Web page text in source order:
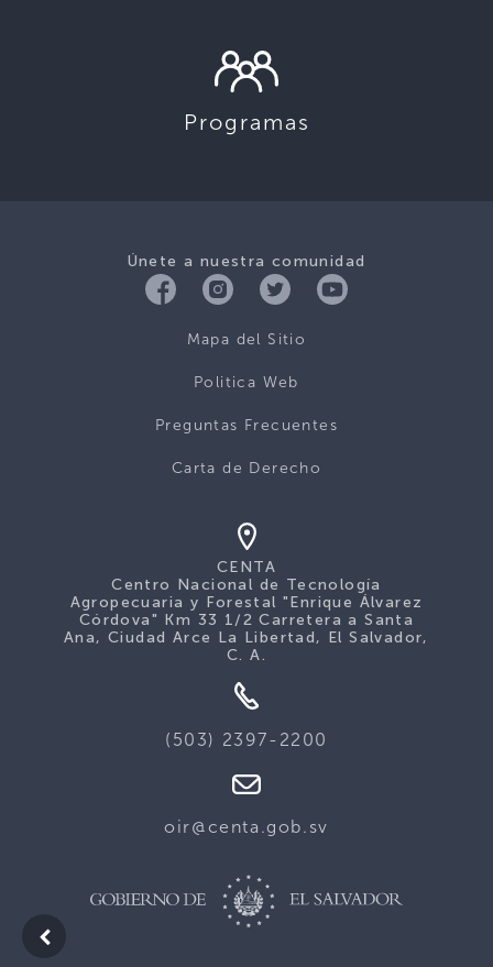
Programas
Únete a nuestra comunidad
Mapa del Sitio
Politica Web
Preguntas Frecuentes
Carta de Derecho
CENTA
Centro Nacional de Tecnología
Agropecuaria y Forestal "Enrique Álvarez
Córdova" Km 33 1/2 Carretera a Santa
Ana, Ciudad Arce La Libertad, El Salvador,
C. A.
(503) 2397-2200
oir@centa.gob.sv